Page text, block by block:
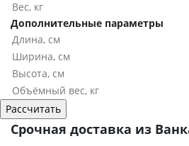
Дополнительные параметры
Срочная доставка из